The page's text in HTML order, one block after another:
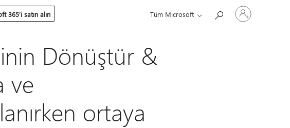
365’i satın alın Tüm Microsoft
Hesabınızda
oturum
açın
Dönüştür &
ve
ortaya